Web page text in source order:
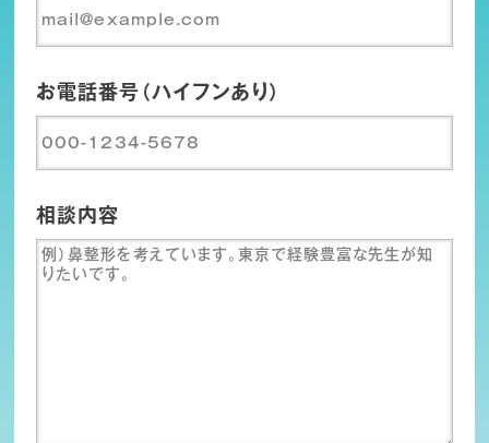
お電話番号（ハイフンあり）
相談内容